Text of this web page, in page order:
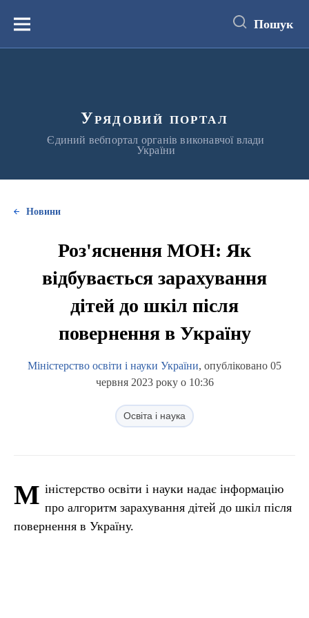
вмістуМеню Пошук
Урядовий портал
Єдиний вебпортал органів виконавчої влади
України
Новини
Роз'яснення МОН: Як
відбувається зарахування
дітей до шкіл після
повернення в Україну
Міністерство освіти і науки України, опубліковано 05
червня 2023 року о 10:36
Освіта і наука
М іністерство освіти і науки надає інформацію
про алгоритм зарахування дітей до шкіл після
повернення в Україну.